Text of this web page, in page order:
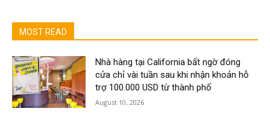
MOST READ
Nhà hàng tại California bất ngờ đóng
cửa chỉ vài tuần sau khi nhận khoản hỗ
trợ 100.000 USD từ thành phố
August 10, 2026